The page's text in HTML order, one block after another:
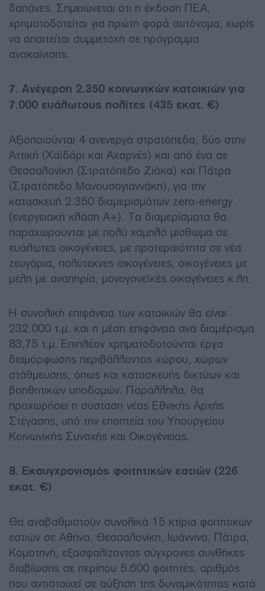
δαπάνες. Σημειώνεται ότι η έκδοση ΠΕΑ,
χρηματοδοτείται για πρώτη φορά αυτόνομα, χωρίς
να απαιτείται συμμετοχή σε πρόγραμμα
ανακαίνισης.
7. Ανέγερση 2.350 κοινωνικών κατοικιών για
7.000 ευάλωτους πολίτες (435 εκατ. €)
Αξιοποιούνται 4 ανενεργά στρατόπεδα, δύο στην
Αττική (Χαϊδάρι και Αχαρνές) και από ένα σε
Θεσσαλονίκη (Στρατόπεδο Ζιάκα) και Πάτρα
(Στρατόπεδο Μανουσογιαννάκη), για την
κατασκευή 2.350 διαμερισμάτων zero-energy
(ενεργειακή κλάση Α+). Τα διαμερίσματα θα
παραχωρούνται με πολύ χαμηλό μίσθωμα σε
ευάλωτες οικογένειες, με προτεραιότητα σε νέα
ζευγάρια, πολύτεκνες οικογένειες, οικογένειες με
μέλη με αναπηρία, μονογονεϊκές οικογένειες κ.λπ.
Η συνολική επιφάνεια των κατοικιών θα είναι
232.000 τ.μ. και η μέση επιφάνεια ανά διαμέρισμα
83,75 τ.μ. Επιπλέον χρηματοδοτούνται έργα
διαμόρφωσης περιβάλλοντος χώρου, χώρων
στάθμευσης, όπως και κατασκευής δικτύων και
βοηθητικών υποδομών. Παράλληλα, θα
προχωρήσει η σύσταση νέας Εθνικής Αρχής
Στέγασης, υπό την εποπτεία του Υπουργείου
Κοινωνικής Συνοχής και Οικογένειας.
8. Εκσυγχρονισμός φοιτητικών εστιών (226
εκατ. €)
Θα αναβαθμιστούν συνολικά 15 κτίρια φοιτητικών
εστιών σε Αθήνα, Θεσσαλονίκη, Ιωάννινα, Πάτρα,
Κομοτηνή, εξασφαλίζοντας σύγχρονες συνθήκες
διαβίωσης σε περίπου 5.600 φοιτητές, αριθμός
που αντιστοιχεί σε αύξηση της δυναμικότητας κατά